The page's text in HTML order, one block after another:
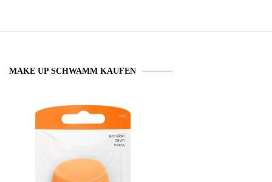
MAKE UP SCHWAMM KAUFEN